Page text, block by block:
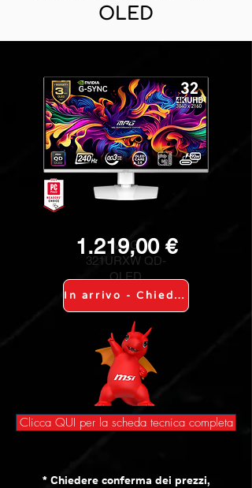
OLED
MPG
321URXW QD-
OLED
1.219,00 €
In arrivo - Chiedi info
Clicca QUI per la scheda tecnica completa​
* Chiedere conferma dei prezzi,